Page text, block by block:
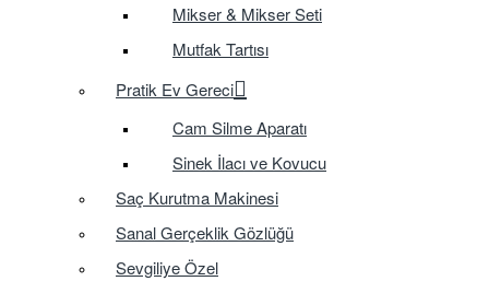
Mikser & Mikser Seti
Mutfak Tartısı
Pratik Ev Gereci
Cam Silme Aparatı
Sinek İlacı ve Kovucu
Saç Kurutma Makinesi
Sanal Gerçeklik Gözlüğü
Sevgiliye Özel